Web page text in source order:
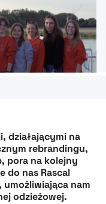
działającymi na
rebrandingu,
pora na kolejny
do nas Rascal
nam
odzieżowej.